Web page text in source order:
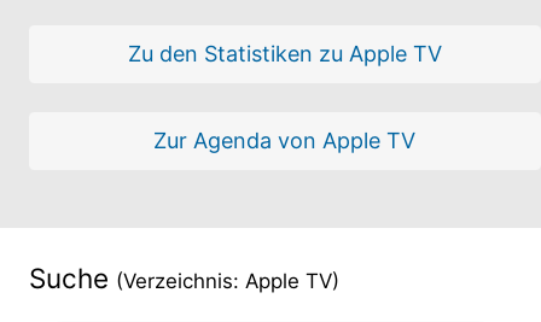
Zu den Statistiken zu Apple TV
Zur Agenda von Apple TV
Suche (Verzeichnis: Apple TV)